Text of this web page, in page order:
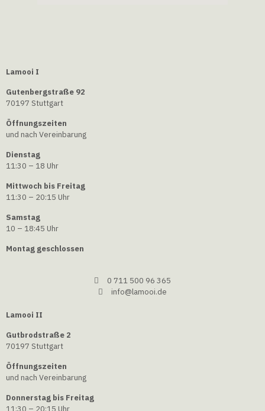
Lamooi I
Gutenbergstraße 92
70197 Stuttgart
Öffnungszeiten
und nach Vereinbarung
Dienstag
11:30 – 18 Uhr
Mittwoch bis Freitag
11:30 – 20:15 Uhr
Samstag
10 – 18:45 Uhr
Montag geschlossen
0 711 500 96 365
info@lamooi.de
Lamooi II
Gutbrodstraße 2
70197 Stuttgart
Öffnungszeiten
und nach Vereinbarung
Donnerstag bis Freitag
11:30 – 20:15 Uhr